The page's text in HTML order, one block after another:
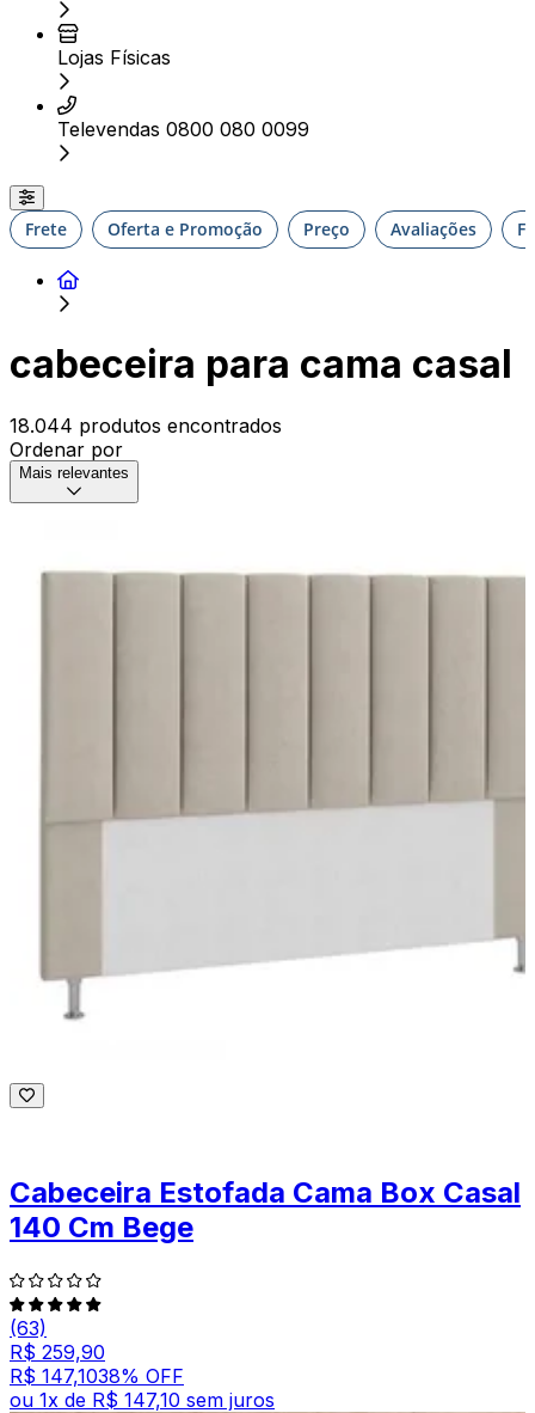
Lojas Físicas
Televendas 0800 080 0099
Frete Oferta e Promoção Preço Avaliações
cabeceira para cama casal
18.044 produtos encontrados
Ordenar por
Mais relevantes
Cabeceira Estofada Cama Box Casal
140 Cm Bege
(63)
R$ 259,90
R$ 147,1038% OFF
ou 1x de R$ 147,10 sem juros